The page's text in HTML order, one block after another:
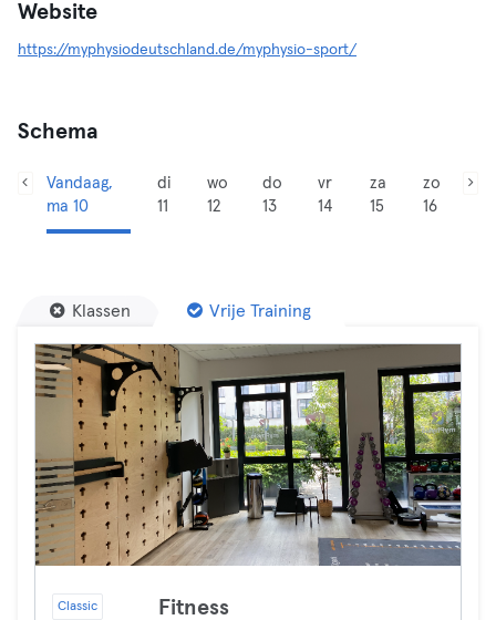
Website
https://myphysiodeutschland.de/myphysio-sport/
Schema
Vandaag,
ma 10
di
11
wo
12
do
13
vr
14
za
15
zo
16
Klassen Vrije Training
Classic Fitness